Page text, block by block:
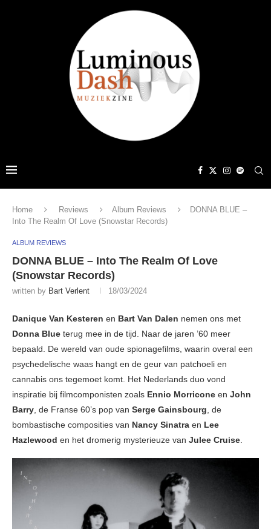
Home Reviews Album Reviews
DONNA BLUE –
Into The Realm Of Love (Snowstar Records)
ALBUM REVIEWS
DONNA BLUE – Into The Realm Of Love
(Snowstar Records)
written by Bart Verlent 18/03/2024
Danique Van Kesteren en Bart Van Dalen nemen ons met
Donna Blue terug mee in de tijd. Naar de jaren ’60 meer
bepaald. De wereld van oude spionagefilms, waarin overal een
psychedelische waas hangt en de geur van patchoeli en
cannabis ons tegemoet komt. Het Nederlands duo vond
inspiratie bij filmcomponisten zoals Ennio Morricone en John
Barry, de Franse 60’s pop van Serge Gainsbourg, de
bombastische composities van Nancy Sinatra en Lee
Hazlewood en het dromerig mysterieuze van Julee Cruise.